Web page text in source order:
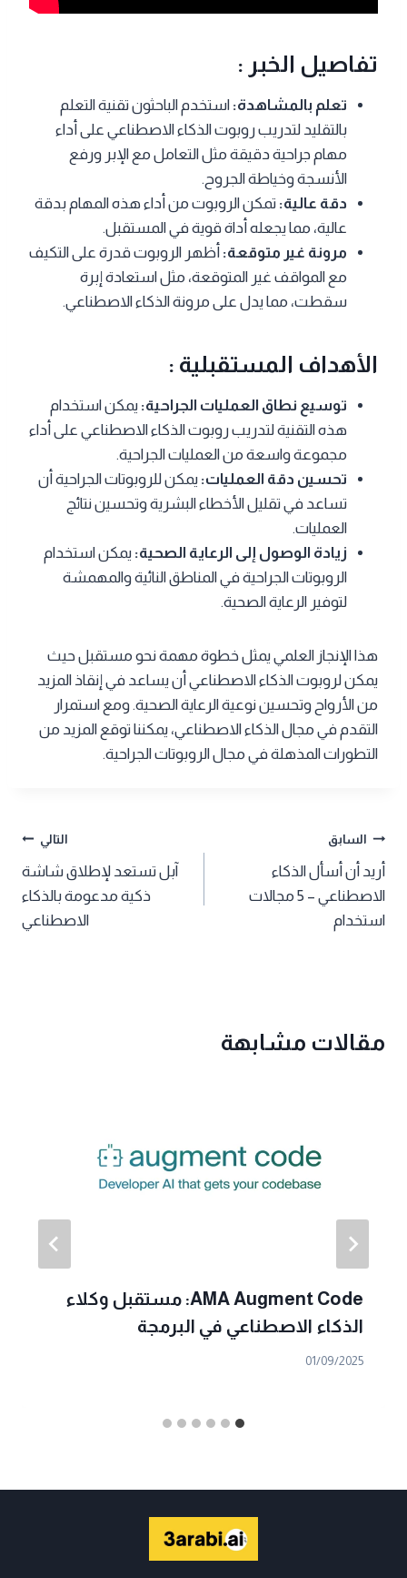
تفاصيل الخبر :
تعلم بالمشاهدة: استخدم الباحثون تقنية التعلم
بالتقليد لتدريب روبوت الذكاء الاصطناعي على أداء
مهام جراحية دقيقة مثل التعامل مع الإبر ورفع
الأنسجة وخياطة الجروح.
دقة عالية: تمكن الروبوت من أداء هذه المهام بدقة
عالية، مما يجعله أداة قوية في المستقبل.
مرونة غير متوقعة: أظهر الروبوت قدرة على التكيف
مع المواقف غير المتوقعة، مثل استعادة إبرة
سقطت، مما يدل على مرونة الذكاء الاصطناعي.
الأهداف المستقبلية :
توسيع نطاق العمليات الجراحية: يمكن استخدام
هذه التقنية لتدريب روبوت الذكاء الاصطناعي على أداء
مجموعة واسعة من العمليات الجراحية.
تحسين دقة العمليات: يمكن للروبوتات الجراحية أن
تساعد في تقليل الأخطاء البشرية وتحسين نتائج
العمليات.
زيادة الوصول إلى الرعاية الصحية: يمكن استخدام
الروبوتات الجراحية في المناطق النائية والمهمشة
لتوفير الرعاية الصحية.
هذا الإنجاز العلمي يمثل خطوة مهمة نحو مستقبل حيث
يمكن لروبوت الذكاء الاصطناعي أن يساعد في إنقاذ المزيد
من الأرواح وتحسين نوعية الرعاية الصحية. ومع استمرار
التقدم في مجال الذكاء الاصطناعي، يمكننا توقع المزيد من
التطورات المذهلة في مجال الروبوتات الجراحية.
تصفّح
المقالات
السابق
أريد أن أسأل الذكاء
الاصطناعي – 5 مجالات
استخدام
التالي
آبل تستعد لإطلاق شاشة
ذكية مدعومة بالذكاء
الاصطناعي
مقالات مشابهة
AMA Augment Code: مستقبل وكلاء
الذكاء الاصطناعي في البرمجة
01/09/2025